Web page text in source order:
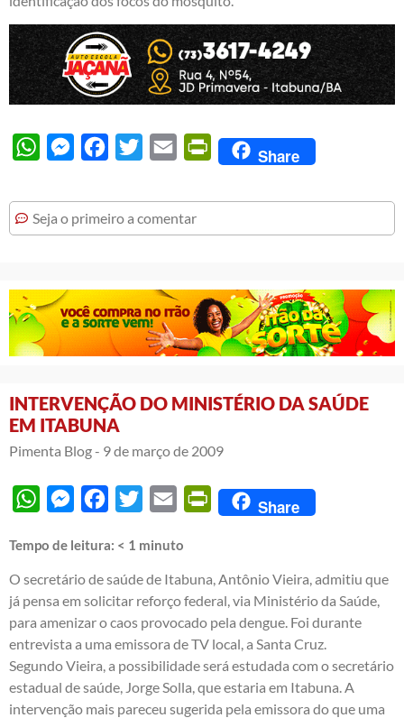
WhatsAppMessengerFacebook
Twitter Email PrintFriendly
Share
Seja o primeiro a comentar
INTERVENÇÃO DO MINISTÉRIO DA SAÚDE
EM ITABUNA
Pimenta Blog - 9 de março de 2009
WhatsAppMessengerFacebook
Twitter Email PrintFriendly
Share
Tempo de leitura: < 1 minuto
O secretário de saúde de Itabuna, Antônio Vieira, admitiu que
já pensa em solicitar reforço federal, via Ministério da Saúde,
para amenizar o caos provocado pela dengue. Foi durante
entrevista a uma emissora de TV local, a Santa Cruz.
Segundo Vieira, a possibilidade será estudada com o secretário
estadual de saúde, Jorge Solla, que estaria em Itabuna. A
intervenção mais pareceu sugerida pela emissora do que uma